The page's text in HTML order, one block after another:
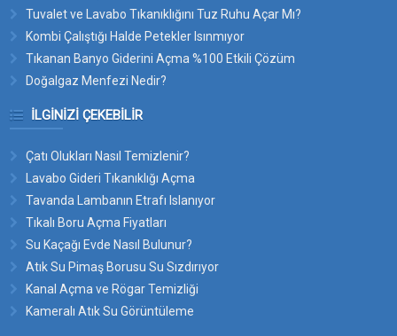
Tuvalet ve Lavabo Tıkanıklığını Tuz Ruhu Açar Mı?
Kombi Çalıştığı Halde Petekler Isınmıyor
Tıkanan Banyo Giderini Açma %100 Etkili Çözüm
Doğalgaz Menfezi Nedir?
İLGINIZI ÇEKEBILIR
Çatı Olukları Nasıl Temizlenir?
Lavabo Gideri Tıkanıklığı Açma
Tavanda Lambanın Etrafı Islanıyor
Tıkalı Boru Açma Fiyatları
Su Kaçağı Evde Nasıl Bulunur?
Atık Su Pimaş Borusu Su Sızdırıyor
Kanal Açma ve Rögar Temizliği
Kameralı Atık Su Görüntüleme